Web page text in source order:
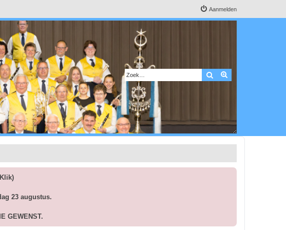
Aanmelden
Zoek
23 augustus.
GEWENST.